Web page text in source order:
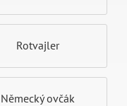
Rotvajler
Německý ovčák